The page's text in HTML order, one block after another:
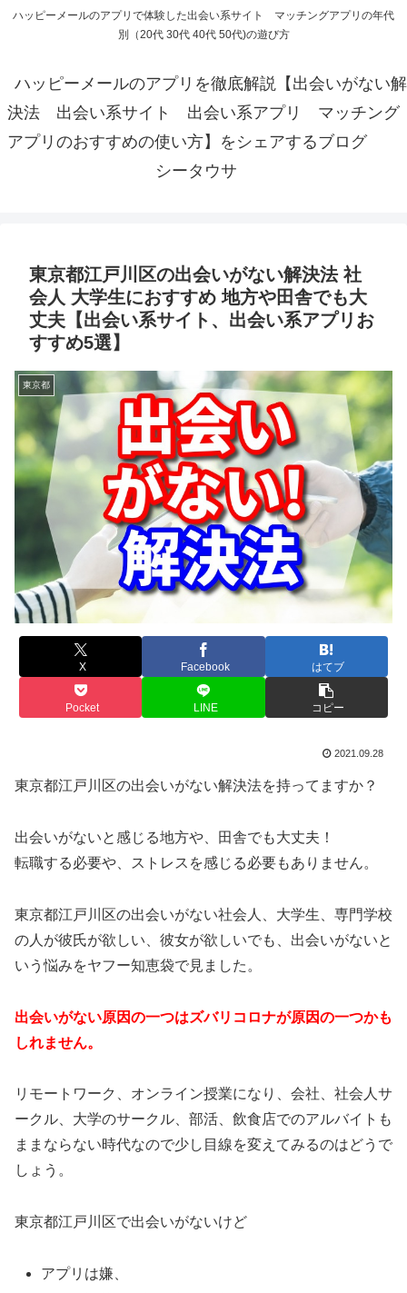
ハッピーメールのアプリで体験した出会い系サイト マッチングアプリの年代
別（20代 30代 40代 50代)の遊び方
ハッピーメールのアプリを徹底解説【出会いがない解
決法 出会い系サイト 出会い系アプリ マッチング
アプリのおすすめの使い方】をシェアするブログ
シータウサ
東京都江戸川区の出会いがない解決法 社
会人 大学生におすすめ 地方や田舎でも大
丈夫【出会い系サイト、出会い系アプリお
すすめ5選】
東京都
X Facebook はてブ
Pocket LINE コピー
2021.09.28
東京都江戸川区の出会いがない解決法を持ってますか？
出会いがないと感じる地方や、田舎でも大丈夫！
転職する必要や、ストレスを感じる必要もありません。
東京都江戸川区の出会いがない社会人、大学生、専門学校
の人が彼氏が欲しい、彼女が欲しいでも、出会いがないと
いう悩みをヤフー知恵袋で見ました。
出会いがない原因の一つはズバリコロナが原因の一つかも
しれません。
リモートワーク、オンライン授業になり、会社、社会人サ
ークル、大学のサークル、部活、飲食店でのアルバイトも
ままならない時代なので少し目線を変えてみるのはどうで
しょう。
東京都江戸川区で出会いがないけど
アプリは嫌、